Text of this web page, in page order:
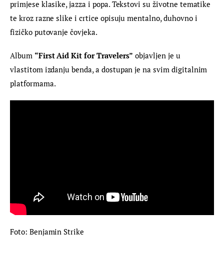
primjese klasike, jazza i popa. Tekstovi su životne tematike
te kroz razne slike i crtice opisuju mentalno, duhovno i
fizičko putovanje čovjeka.
Album “First Aid Kit for Travelers” objavljen je u
vlastitom izdanju benda, a dostupan je na svim digitalnim
platformama.
Foto: Benjamin Strike